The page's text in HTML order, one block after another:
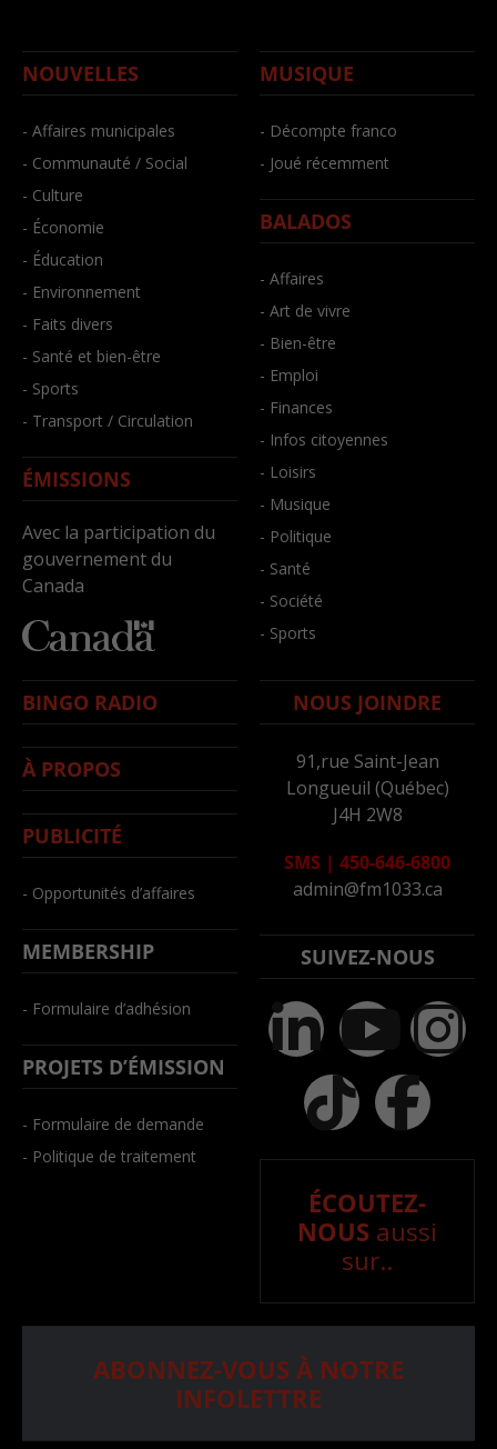
NOUVELLES
- Affaires municipales
- Communauté / Social
- Culture
- Économie
- Éducation
- Environnement
- Faits divers
- Santé et bien-être
- Sports
- Transport / Circulation
ÉMISSIONS
Avec la participation du
gouvernement du
Canada
MUSIQUE
- Décompte franco
- Joué récemment
BALADOS
- Affaires
- Art de vivre
- Bien-être
- Emploi
- Finances
- Infos citoyennes
- Loisirs
- Musique
- Politique
- Santé
- Société
- Sports
BINGO RADIO
À PROPOS
PUBLICITÉ
- Opportunités d’affaires
MEMBERSHIP
- Formulaire d’adhésion
PROJETS D’ÉMISSION
- Formulaire de demande
- Politique de traitement
NOUS JOINDRE
91,rue Saint-Jean
Longueuil (Québec)
J4H 2W8
SMS | 450-646-6800
admin@fm1033.ca
SUIVEZ-NOUS
ÉCOUTEZ-
NOUS aussi
sur..
ABONNEZ-VOUS À NOTRE
INFOLETTRE